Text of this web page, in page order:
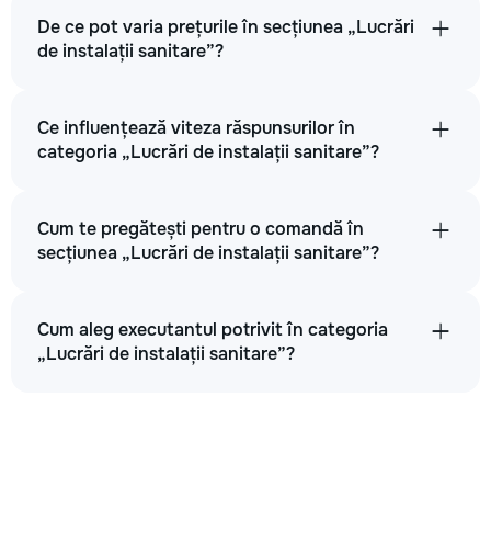
De ce pot varia prețurile în secțiunea „Lucrări
de instalații sanitare”?
Ce influențează viteza răspunsurilor în
categoria „Lucrări de instalații sanitare”?
Cum te pregătești pentru o comandă în
secțiunea „Lucrări de instalații sanitare”?
Cum aleg executantul potrivit în categoria
„Lucrări de instalații sanitare”?